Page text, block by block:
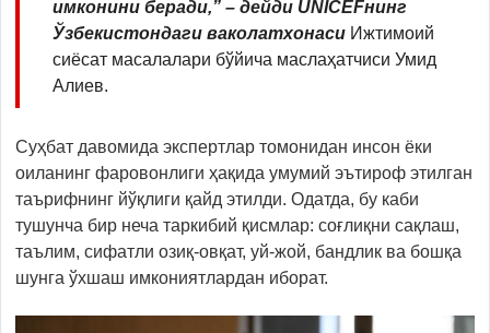
имконини беради,” – дейди UNICEFнинг
Ўзбекистондаги ваколатхонаси Ижтимоий
сиёсат масалалари бўйича маслаҳатчиси Умид
Алиев.
Суҳбат давомида экспертлар томонидан инсон ёки
оиланинг фаровонлиги ҳақида умумий эътироф этилган
таърифнинг йўқлиги қайд этилди. Одатда, бу каби
тушунча бир неча таркибий қисмлар: соғлиқни сақлаш,
таълим, сифатли озиқ-овқат, уй-жой, бандлик ва бошқа
шунга ўхшаш имкониятлардан иборат.